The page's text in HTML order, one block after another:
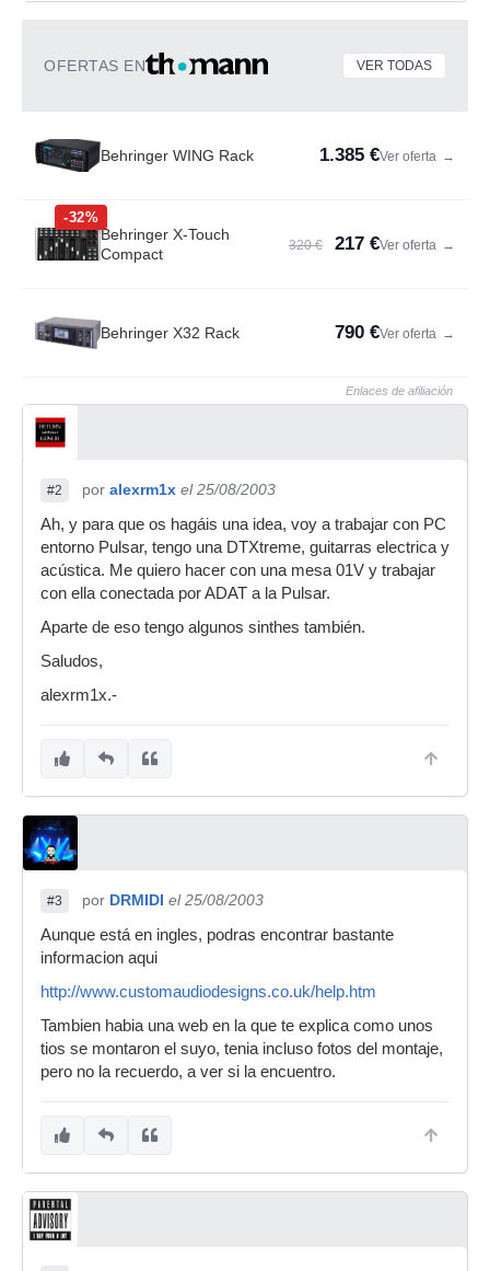
OFERTAS EN VER TODAS
Behringer WING Rack 1.385 €Ver oferta →
-32%
Behringer X-Touch
Compact
320 € 217 €Ver oferta →
Behringer X32 Rack 790 €Ver oferta →
Enlaces de afiliación
#2 por alexrm1x el 25/08/2003
Ah, y para que os hagáis una idea, voy a trabajar con PC
entorno Pulsar, tengo una DTXtreme, guitarras electrica y
acústica. Me quiero hacer con una mesa 01V y trabajar
con ella conectada por ADAT a la Pulsar.
Aparte de eso tengo algunos sinthes también.
Saludos,
alexrm1x.-
#3 por DRMIDI el 25/08/2003
Aunque está en ingles, podras encontrar bastante
informacion aqui
http://www.customaudiodesigns.co.uk/help.htm
Tambien habia una web en la que te explica como unos
tios se montaron el suyo, tenia incluso fotos del montaje,
pero no la recuerdo, a ver si la encuentro.